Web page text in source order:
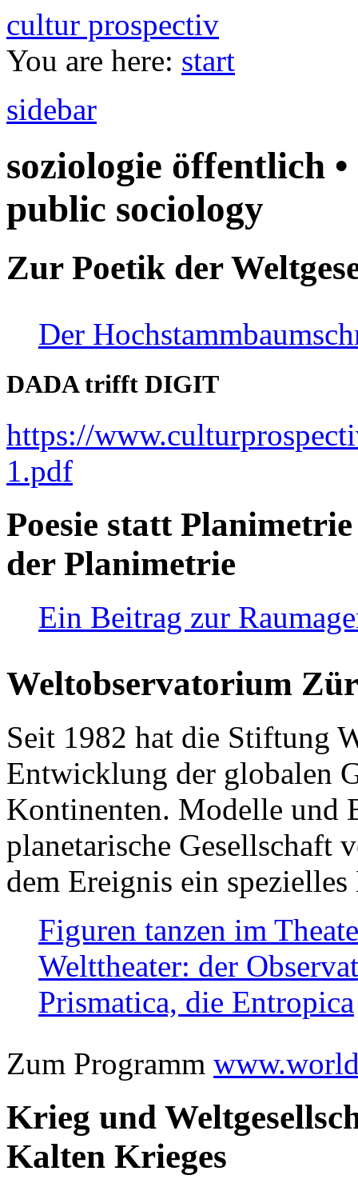
cultur prospectiv
You are here: start
sidebar
soziologie öffentlich
public sociology
Zur Poetik der
Der
DADA trifft DIGIT
https://
1.pdf
Poesie statt
der Planimetrie
Ein Beitrag zur
Weltobservatorium
Seit 1982 hat die Stiftung
Entwicklung der globalen
Kontinenten. Modelle und
planetarische Gesellschaft
dem Ereignis ein
Figuren tanzen im
Welttheater: der
Prismatica, die Entropica
Zum Programm
Krieg und
Kalten Krieges